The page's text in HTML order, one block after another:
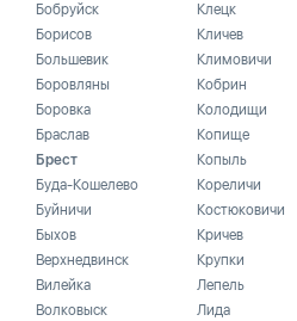
Бобруйск
Борисов
Большевик
Боровляны
Боровка
Браслав
Брест
Буда-Кошелево
Буйничи
Быхов
Верхнедвинск
Вилейка
Волковыск
Клецк
Кличев
Климовичи
Кобрин
Колодищи
Копище
Копыль
Кореличи
Костюковичи
Кричев
Крупки
Лепель
Лида